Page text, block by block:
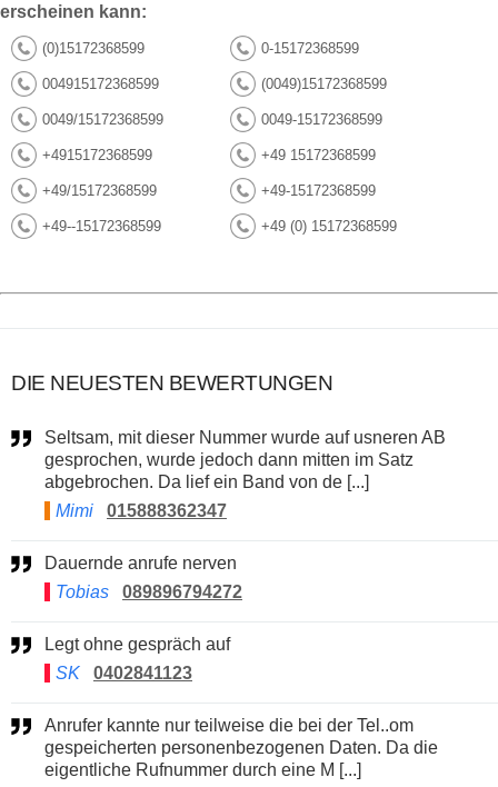
erscheinen kann:
(0)15172368599 0-15172368599
004915172368599 (0049)15172368599
0049/15172368599 0049-15172368599
+4915172368599 +49 15172368599
+49/15172368599 +49-15172368599
+49--15172368599 +49 (0) 15172368599
DIE NEUESTEN BEWERTUNGEN
Seltsam, mit dieser Nummer wurde auf usneren AB
gesprochen, wurde jedoch dann mitten im Satz
abgebrochen. Da lief ein Band von de [...]
Mimi
015888362347
Dauernde anrufe nerven
Tobias
089896794272
Legt ohne gespräch auf
SK
0402841123
Anrufer kannte nur teilweise die bei der Tel..om
gespeicherten personenbezogenen Daten. Da die
eigentliche Rufnummer durch eine M [...]